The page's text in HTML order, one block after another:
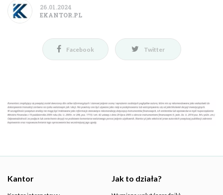
26.01.2024
EKANTOR.PL
Facebook Twitter
Kantor Jak to działa?